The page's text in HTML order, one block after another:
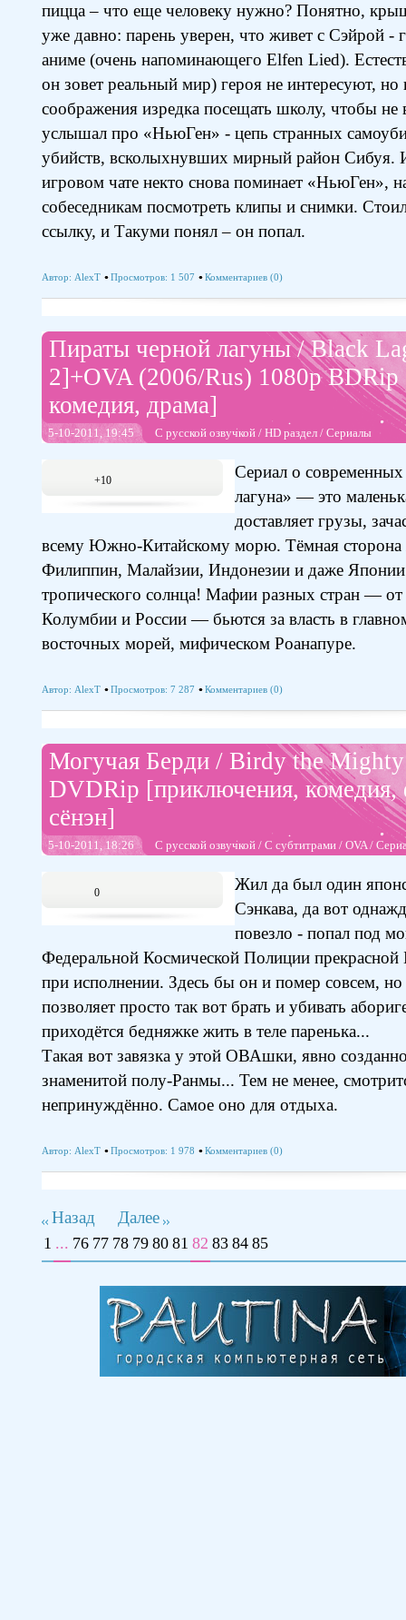
пицца – что еще человеку нужно? Понятно,
уже давно: парень уверен, что живет с Сэйрой -
аниме (очень напоминающего Elfen Lied).
он зовет реальный мир) героя не интересуют, но
соображения изредка посещать школу, чтобы
услышал про «НьюГен» - цепь странных
убийств, всколыхнувших мирный район Сибуя.
игровом чате некто снова поминает «НьюГен»,
собеседникам посмотреть клипы и снимки.
ссылку, и Такуми понял – он попал.
Автор: AlexT Просмотров: 1 507 Комментариев (0)
Пираты черной лагуны / Black
2]+OVA (2006/Rus) 1080p BDRip
комедия, драма]
5-10-2011, 19:45 С русской озвучкой / HD раздел / Сериалы
+10
Cериал о
лагуна» — это
доставляет грузы,
всему Южно-Китайскому морю. Тёмная сторона
Филиппин, Малайзии, Индонезии и даже
тропического солнца! Мафии разных стран —
Колумбии и России — бьются за власть в
восточных морей, мифическом Роанапуре.
Автор: AlexT Просмотров: 7 287 Комментариев (0)
Могучая Берди / Birdy the
DVDRip [приключения, комедия,
сёнэн]
5-10-2011, 18:26 С русской озвучкой / С субтитрами / OVA/
0
Жил да был один
Сэнкава, да вот
повезло - попал под
Федеральной Космической Полиции прекрасной
при исполнении. Здесь бы он и помер совсем,
позволяет просто так вот брать и убивать
приходётся бедняжке жить в теле паренька...
Такая вот завязка у этой ОВАшки, явно
знаменитой полу-Ранмы... Тем не менее,
непринуждённо. Самое оно для отдыха.
Автор: AlexT Просмотров: 1 978 Комментариев (0)
Назад Далее
1 ... 76 77 78 79 80 81 82 83 84 85